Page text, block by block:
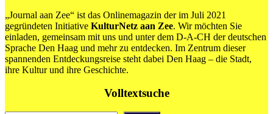
Fischerdorf,
Kunstort
und
Seebad
„Journal aan Zee“ ist das Onlinemagazin der im Juli 2021
gegründeten Initiative KulturNetz aan Zee. Wir möchten Sie
einladen, gemeinsam mit uns und unter dem D-A-CH der deutschen
Sprache Den Haag und mehr zu entdecken. Im Zentrum dieser
spannenden Entdeckungsreise steht dabei Den Haag – die Stadt,
ihre Kultur und ihre Geschichte.
Volltextsuche